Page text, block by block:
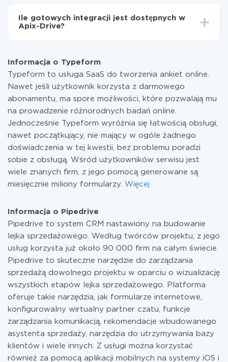
Płacisz tylko za ilość danych, która faktycznie jest
przekazywana z jednego z Twoich systemów do
w razie potrzeby przełączyć się na płatną. Więcej
informacji otaryfach.
Ile gotowych integracji jest dostępnych w
Apix-Drive?
Informacja o Typeform
Typeform to usługa SaaS do tworzenia ankiet online.
Nawet jeśli użytkownik korzysta z darmowego
abonamentu, ma spore możliwości, które pozwalają mu
na prowadzenie różnorodnych badań online.
Jednocześnie Typeform wyróżnia się łatwością obsługi,
nawet początkujący, nie mający w ogóle żadnego
doświadczenia w tej kwestii, bez problemu poradzi
sobie z obsługą. Wśród użytkowników serwisu jest
wiele znanych firm, z jego pomocą generowane są
miesięcznie miliony formularzy. Więcej
Informacja o Pipedrive
Pipedrive to system CRM nastawiony na budowanie
lejka sprzedażowego. Według twórców projektu, z jego
usług korzysta już około 90 000 firm na całym świecie.
Pipedrive to skuteczne narzędzie do zarządzania
sprzedażą dowolnego projektu w oparciu o wizualizację
wszystkich etapów lejka sprzedażowego. Platforma
oferuje takie narzędzia, jak formularze internetowe,
konfigurowalny wirtualny partner czatu, funkcje
zarządzania komunikacją, rekomendacje wbudowanego
asystenta sprzedaży, narzędzia do utrzymywania bazy
klientów i wiele innych. Z usługi można korzystać
również za pomocą aplikacji mobilnych na systemy iOS i